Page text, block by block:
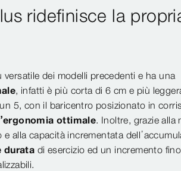
ridefinisce la
dei modelli precedenti e ha una
, infatti è più corta di 6 cm e più
5, con il baricentro posizionato in
ottimale. Inoltre, grazie alla
alla capacità incrementata
durata di esercizio ed un incremento